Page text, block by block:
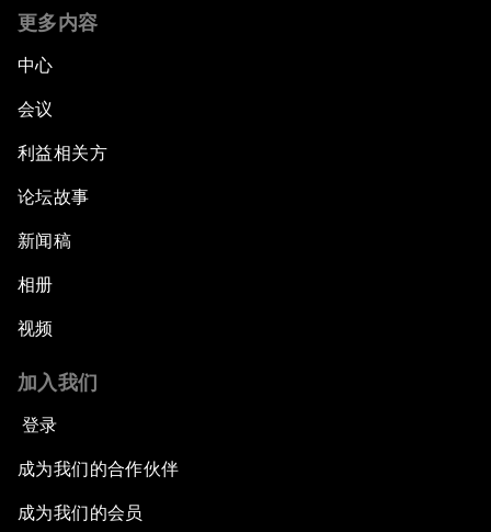
更多内容
中心
会议
利益相关方
论坛故事
新闻稿
相册
视频
加入我们
登录
成为我们的合作伙伴
成为我们的会员